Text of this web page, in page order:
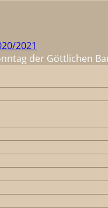
2021
der Göttlichen